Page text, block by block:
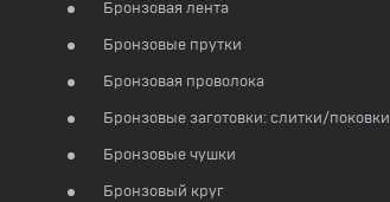
Бронзовая лента
Бронзовые прутки
Бронзовая проволока
Бронзовые заготовки: слитки/поковки
Бронзовые чушки
Бронзовый круг